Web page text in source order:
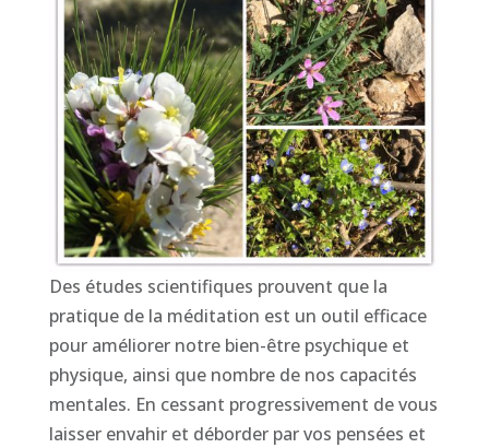
Des études scientifiques prouvent que la
pratique de la méditation est un outil efficace
pour améliorer notre bien-être psychique et
physique, ainsi que nombre de nos capacités
mentales. En cessant progressivement de vous
laisser envahir et déborder par vos pensées et